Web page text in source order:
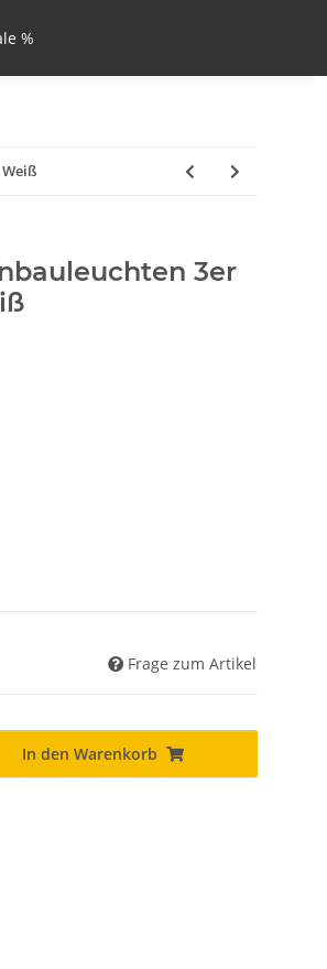
%
3er
Frage zum Artikel
In den Warenkorb